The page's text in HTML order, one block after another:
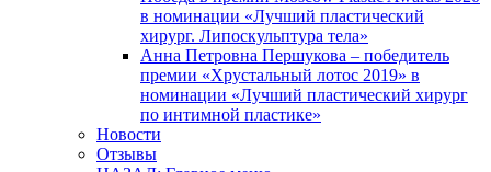
в номинации «Лучший пластический
хирург. Липоскульптура тела»
Анна Петровна Першукова – победитель
премии «Хрустальный лотос 2019» в
номинации «Лучший пластический хирург
по интимной пластике»
Новости
Отзывы